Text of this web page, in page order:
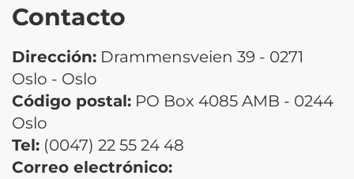
Contacto
Dirección: Drammensveien 39 - 0271
Oslo - Oslo
Código postal: PO Box 4085 AMB - 0244
Oslo
Tel: (0047) 22 55 24 48
Correo electrónico: